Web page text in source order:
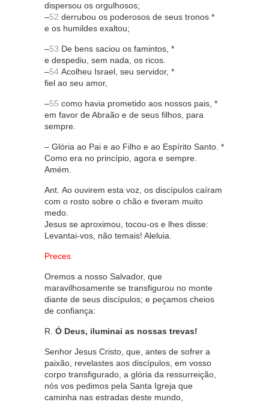
dispersou os orgulhosos;
–52 derrubou os poderosos de seus tronos *
e os humildes exaltou;
–53 De bens saciou os famintos, *
e despediu, sem nada, os ricos.
–54 Acolheu Israel, seu servidor, *
fiel ao seu amor,
–55 como havia prometido aos nossos pais, *
em favor de Abraão e de seus filhos, para
sempre.
– Glória ao Pai e ao Filho e ao Espírito Santo. *
Como era no princípio, agora e sempre.
Amém.
Ant. Ao ouvirem esta voz, os discípulos caíram
com o rosto sobre o chão e tiveram muito
medo.
Jesus se aproximou, tocou-os e lhes disse:
Levantai-vos, não temais! Aleluia.
Preces
Oremos a nosso Salvador, que
maravilhosamente se transfigurou no monte
diante de seus discípulos; e peçamos cheios
de confiança:
R. Ó Deus, iluminai as nossas trevas!
Senhor Jesus Cristo, que, antes de sofrer a
paixão, revelastes aos discípulos, em vosso
corpo transfigurado, a glória da ressurreição,
nós vos pedimos pela Santa Igreja que
caminha nas estradas deste mundo,